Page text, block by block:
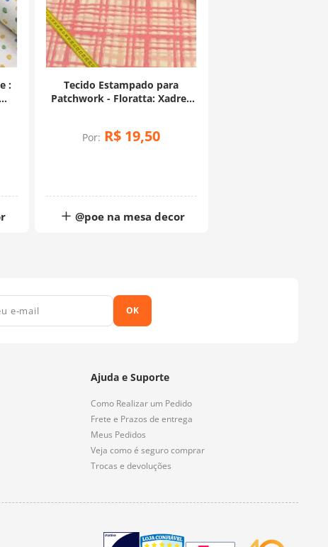
:
Tecido Estampado para
Patchwork - Floratta: Xadrez
Por: R$ 19,50
@poe na mesa decor
OK
Ajuda e Suporte
Como Realizar um Pedido
Frete e Prazos de entrega
Meus Pedidos
Veja como é seguro comprar
Trocas e devoluções